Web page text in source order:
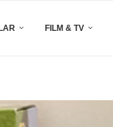
FILM & TV